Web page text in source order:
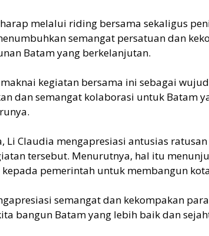
melalui riding bersama sekaligus
semangat persatuan dan
Batam yang berkelanjutan.
kegiatan bersama ini sebagai
dan semangat kolaborasi untuk Batam
Li Claudia mengapresiasi antusias
tersebut. Menurutnya, hal itu
pemerintah untuk membangun
semangat dan kekompakan
bangun Batam yang lebih baik dan